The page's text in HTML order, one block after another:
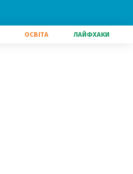
ОСВІТА ЛАЙФХАКИ